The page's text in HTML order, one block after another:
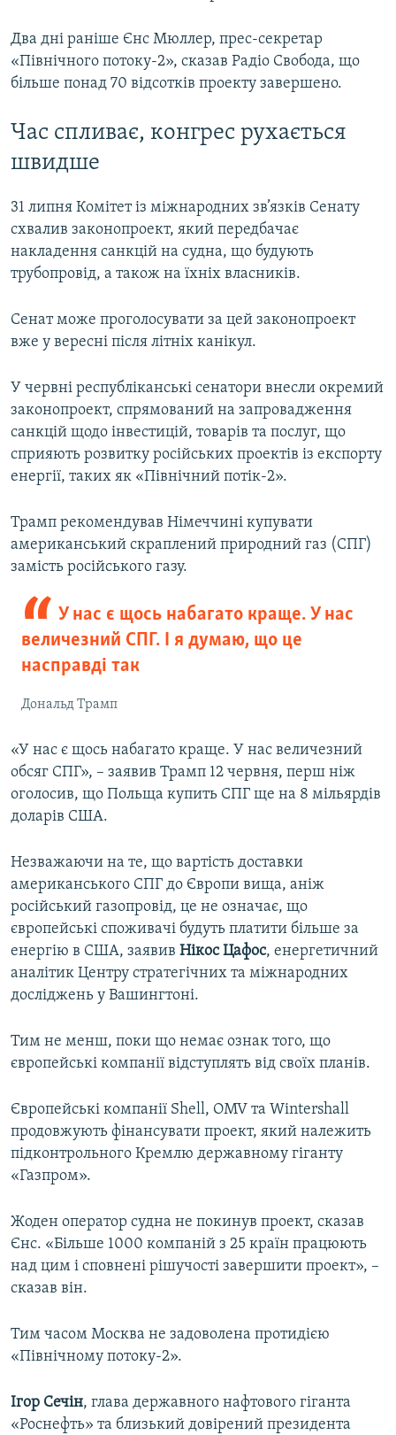
Два дні раніше Єнс Мюллер, прес-секретар
«Північного потоку-2», сказав Радіо Свобода, що
більше понад 70 відсотків проекту завершено.
Час спливає, конгрес рухається
швидше
31 липня Комітет із міжнародних зв’язків Сенату
схвалив законопроект, який передбачає
накладення санкцій на судна, що будують
трубопровід, а також на їхніх власників.
Сенат може проголосувати за цей законопроект
вже у вересні після літніх канікул.
У червні республіканські сенатори внесли окремий
законопроект, спрямований на запровадження
санкцій щодо інвестицій, товарів та послуг, що
сприяють розвитку російських проектів із експорту
енергії, таких як «Північний потік-2».
Трамп рекомендував Німеччині купувати
американський скраплений природний газ (СПГ)
замість російського газу.
У нас є щось набагато краще. У нас
величезний СПГ. І я думаю, що це
насправді так
Дональд Трамп
«У нас є щось набагато краще. У нас величезний
обсяг СПГ», – заявив Трамп 12 червня, перш ніж
оголосив, що Польща купить СПГ ще на 8 мільярдів
доларів США.
Незважаючи на те, що вартість доставки
американського СПГ до Європи вища, аніж
російський газопровід, це не означає, що
європейські споживачі будуть платити більше за
енергію в США, заявив Нікос Цафос, енергетичний
аналітик Центру стратегічних та міжнародних
досліджень у Вашингтоні.
Тим не менш, поки що немає ознак того, що
європейські компанії відступлять від своїх планів.
Європейські компанії Shell, OMV та Wintershall
продовжують фінансувати проект, який належить
підконтрольного Кремлю державному гіганту
«Газпром».
Жоден оператор судна не покинув проект, сказав
Єнс. «Більше 1000 компаній з 25 країн працюють
над цим і сповнені рішучості завершити проект», –
сказав він.
Тим часом Москва не задоволена протидією
«Північному потоку-2».
Ігор Сечін, глава державного нафтового гіганта
«Роснефть» та близький довірений президента